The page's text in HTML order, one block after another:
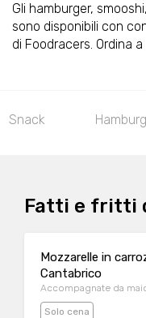
Gli hamburger,
sono disponibili con
di Foodracers. Ordina
Snack
Fatti e fritti
Mozzarelle in
Cantabrico
Accompagnate da
Solo cena